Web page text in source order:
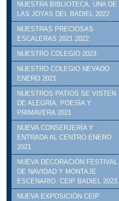
NUESTRA BIBLIOTECA, UNA DE
LAS JOYAS DEL BADIEL 2022
NUESTRAS PRECIOSAS
ESCALERAS 2021 2022
NUESTRO COLEGIO 2023
NUESTRO COLEGIO NEVADO
ENERO 2021
NUESTROS PATIOS SE VISTEN
DE ALEGRÍA, POESÍA Y
PRIMAVERA 2021
NUEVA CONSERJERÍA Y
ENTRADA AL CENTRO ENERO
2021
NUEVA DECORACIÓN FESTIVAL
DE NAVIDAD Y MONTAJE
ESCENARIO. CEIP BADIEL 2023.
NUEVA EXPOSICIÓN CEIP